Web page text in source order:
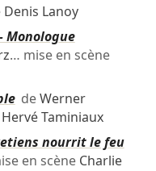
Denis Lanoy
Monologue
… mise en scène
deWerner
Hervé Taminiaux
nourrit le feu
en scène Charlie